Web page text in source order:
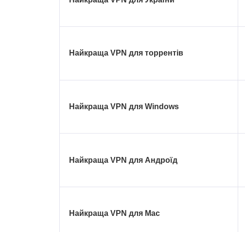
Найкраща VPN для торрентів
Найкраща VPN для Windows
Найкраща VPN для Андроїд
Найкраща VPN для Mac